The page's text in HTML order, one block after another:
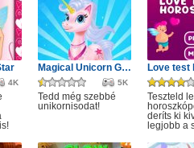
4K
Magical Unicorn Grooming World
5K
Tedd még szebbé
unikornisodat!
Teszteld
deríts ki
legjobb a